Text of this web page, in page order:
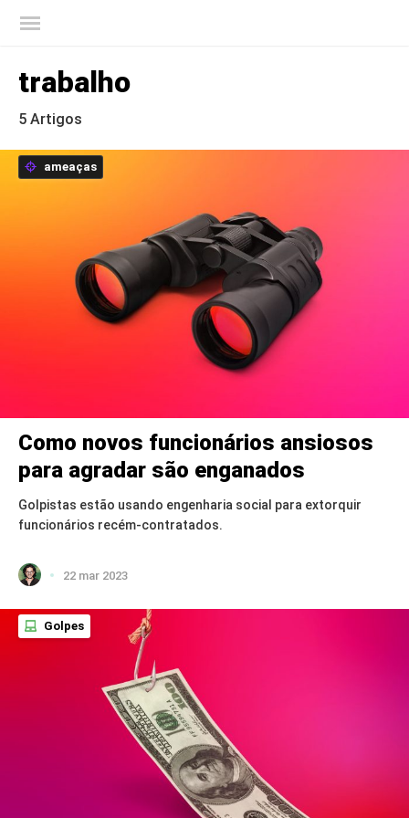
trabalho
5 Artigos
ameaças
Como novos funcionários ansiosos
para agradar são enganados
Golpistas estão usando engenharia social para extorquir
funcionários recém-contratados.
22 mar 2023
Golpes